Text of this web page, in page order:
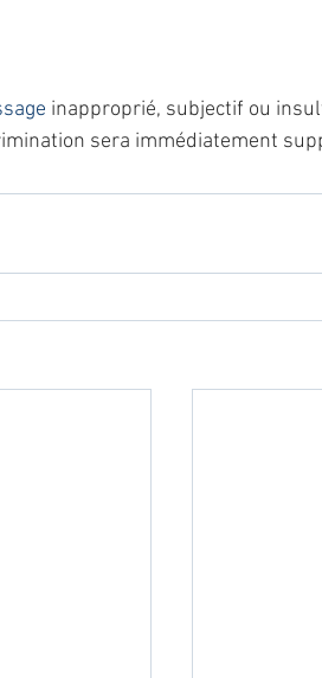
inapproprié, subjectif ou
sera immédiatement